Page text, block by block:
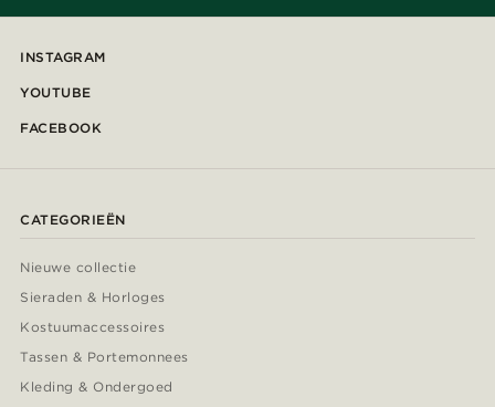
INSTAGRAM
YOUTUBE
FACEBOOK
CATEGORIEËN
Nieuwe collectie
Sieraden & Horloges
Kostuumaccessoires
Tassen & Portemonnees
Kleding & Ondergoed